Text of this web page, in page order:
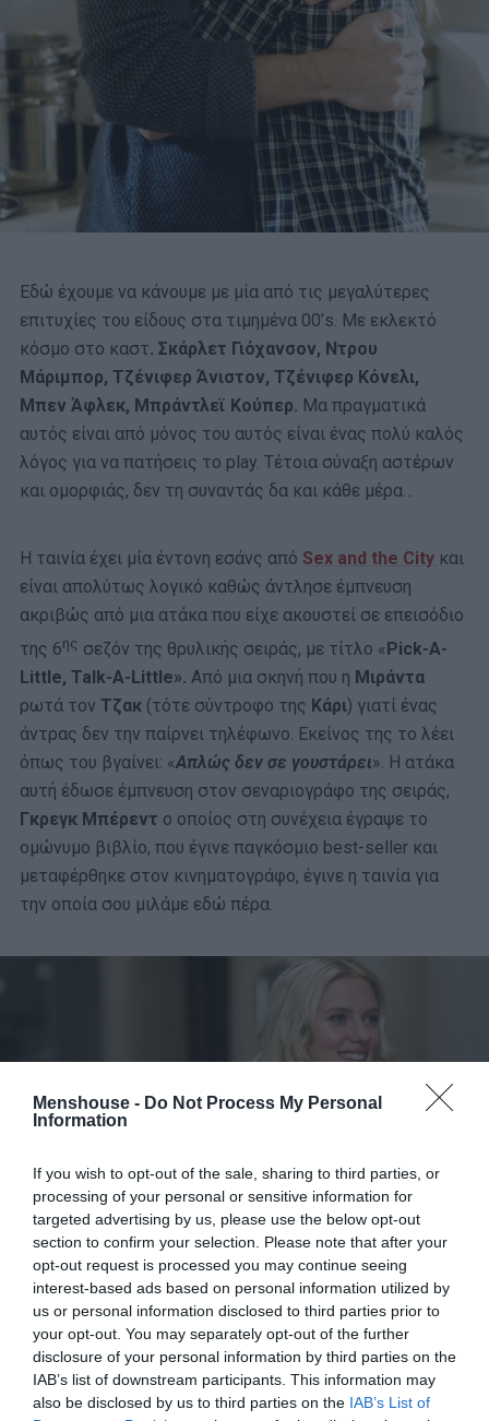
Menshouse - Do Not Process My Personal
Information
If you wish to opt-out of the sale, sharing to third parties, or
processing of your personal or sensitive information for
targeted advertising by us, please use the below opt-out
section to confirm your selection. Please note that after your
opt-out request is processed you may continue seeing
interest-based ads based on personal information utilized by
us or personal information disclosed to third parties prior to
your opt-out. You may separately opt-out of the further
disclosure of your personal information by third parties on the
IAB’s list of downstream participants. This information may
also be disclosed by us to third parties on the IAB’s List of
Εδώ έχουμε να κάνουμε με μία από τις μεγαλύτερες
επιτυχίες του είδους στα τιμημένα 00’s. Με εκλεκτό
κόσμο στο καστ. Σκάρλετ Γιόχανσον, Ντρου
Μάριμπορ, Τζένιφερ Άνιστον, Τζένιφερ Κόνελι,
Μπεν Άφλεκ, Μπράντλεϊ Κούπερ. Μα πραγματικά
αυτός είναι από μόνος του αυτός είναι ένας πολύ καλός
λόγος για να πατήσεις το play. Τέτοια σύναξη αστέρων
και ομορφιάς, δεν τη συναντάς δα και κάθε μέρα…
Η ταινία έχει μία έντονη εσάνς από Sex and the City και
είναι απολύτως λογικό καθώς άντλησε έμπνευση
ακριβώς από μια ατάκα που είχε ακουστεί σε επεισόδιο
της 6ης σεζόν της θρυλικής σειράς, με τίτλο «Pick-A-
Little, Talk-A-Little». Από μια σκηνή που η Μιράντα
ρωτά τον Τζακ (τότε σύντροφο της Κάρι) γιατί ένας
άντρας δεν την παίρνει τηλέφωνο. Εκείνος της το λέει
όπως του βγαίνει: «Απλώς δεν σε γουστάρει». Η ατάκα
αυτή έδωσε έμπνευση στον σεναριογράφο της σειράς,
Γκρεγκ Μπέρεντ ο οποίος στη συνέχεια έγραψε το
ομώνυμο βιβλίο, που έγινε παγκόσμιο best-seller και
μεταφέρθηκε στον κινηματογράφο, έγινε η ταινία για
την οποία σου μιλάμε εδώ πέρα.
ΜΠΑΛΑ
Χρειάζεται και εκεί παίκτη ο Παναθηναϊκός